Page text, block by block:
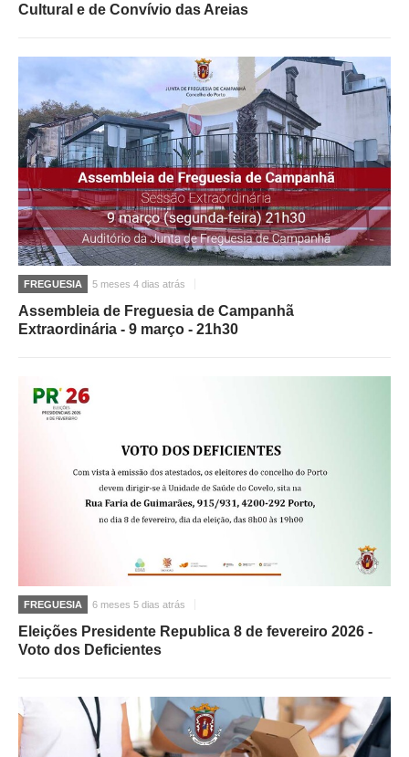
Cultural e de Convívio das Areias
FREGUESIA 5 meses 4 dias atrás
Assembleia de Freguesia de Campanhã
Extraordinária - 9 março - 21h30
FREGUESIA 6 meses 5 dias atrás
Eleições Presidente Republica 8 de fevereiro 2026 -
Voto dos Deficientes